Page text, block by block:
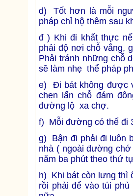
d) Tốt hơn là mỗi
pháp chỉ hộ thêm sau
đ ) Khi đi khất thực
phải độ nơi chỗ vắng,
Phải tránh những chỗ
sẽ làm nhẹ thể pháp
e) Đi bát không được
chen lấn chỗ đám
đường lộ xa chợ.
f) Mỗi đường có thể đi
g) Bận đi phải đi luôn
nhà ( ngoài đường
năm ba phút theo thứ
h) Khi bát còn lưng thì
rồi phải để vào túi